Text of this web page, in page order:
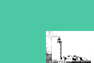
hoofdinhoud